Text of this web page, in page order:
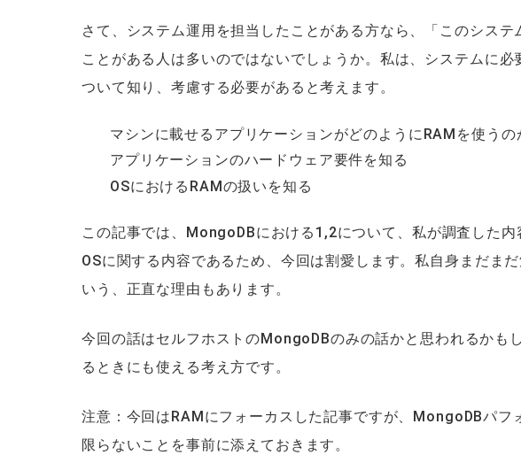
さて、システム運用を担当したことがある方なら、「このシス
ことがある人は多いのではないでしょうか。私は、システムに
ついて知り、考慮する必要があると考えます。
マシンに載せるアプリケーションがどのようにRAMを使うの
アプリケーションのハードウェア要件を知る
OSにおけるRAMの扱いを知る
この記事では、MongoDBにおける1,2について、私が調査した
OSに関する内容であるため、今回は割愛します。私自身まだま
いう、正直な理由もあります。
今回の話はセルフホストのMongoDBのみの話かと思われるかも
るときにも使える考え方です。
注意：今回はRAMにフォーカスした記事ですが、MongoDBパフ
限らないことを事前に添えておきます。